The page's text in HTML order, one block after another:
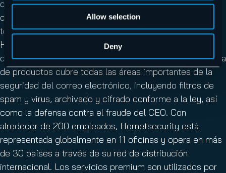
Allow selection
Deny
que protege la infraestructura de TI, la comunicación
digital y los datos de empresas y organizaciones de
todos los tamaños. El especialista en seguridad de
Hanóver presta sus servicios en todo el mundo a través
de 9 centros de datos redundantes y seguros. La cartera
de productos cubre todas las áreas importantes de la
seguridad del correo electrónico, incluyendo filtros de
spam y virus, archivado y cifrado conforme a la ley, así
como la defensa contra el fraude del CEO. Con
alrededor de 200 empleados, Hornetsecurity está
representada globalmente en 11 oficinas y opera en más
de 30 países a través de su red de distribución
internacional. Los servicios premium son utilizados por